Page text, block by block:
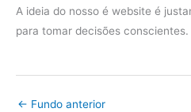
A ideia do nosso é website é
para tomar decisões conscientes.
← Fundo anterior